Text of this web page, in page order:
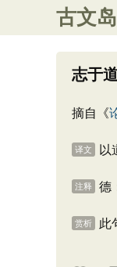
古文岛
志于
摘自《
译文 以
注释 德
赏析 此